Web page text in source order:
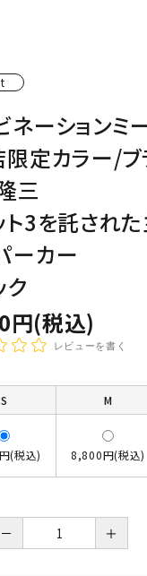
ネーションミ
限定カラー/ブ
三
ト3を託され
ーカー
ク
円(税込)
レビューを書く
S M
(税込) 8,800円(税込)
－ ＋